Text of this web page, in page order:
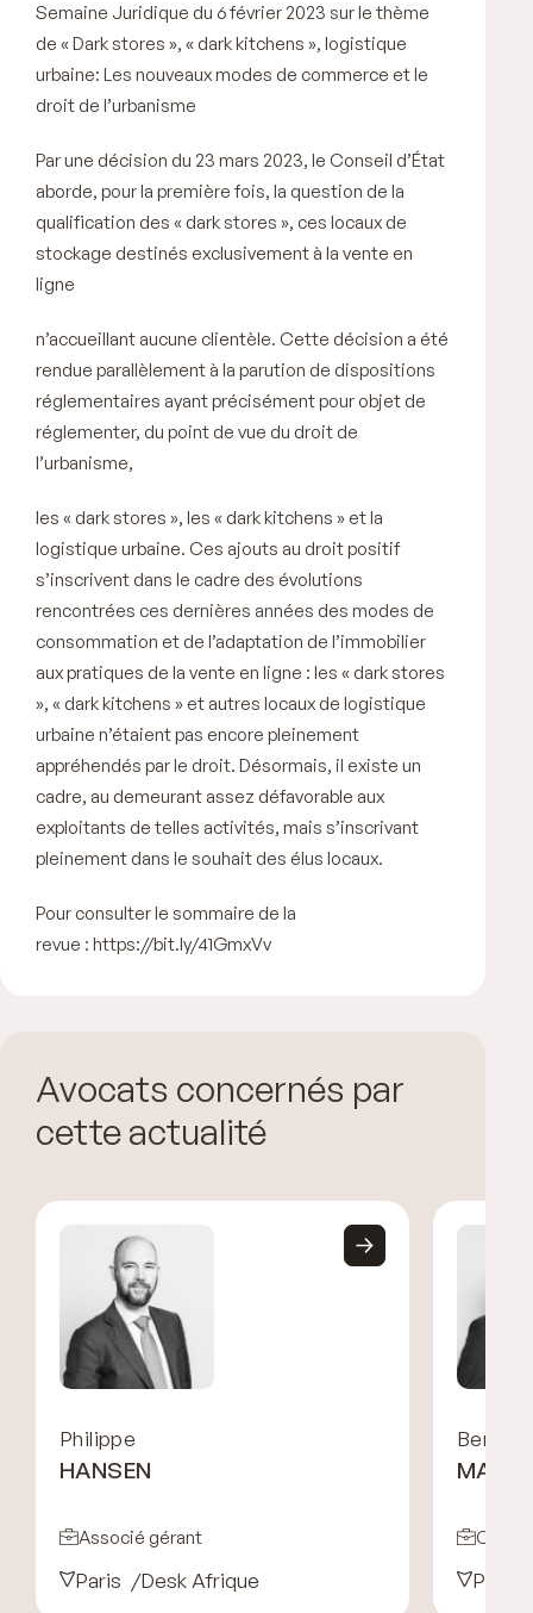
Semaine Juridique du 6 février 2023 sur le thème
de «Dark stores », « dark kitchens », logistique
urbaine: Les nouveaux modes de commerce et le
droit de l’urbanisme
Par une décision du 23 mars 2023, le Conseil d’État
aborde, pour la première fois, la question de la
qualification des « dark stores », ces locaux de
stockage destinés exclusivement à la vente en
ligne
n’accueillant aucune clientèle. Cette décision a été
rendue parallèlement à la parution de dispositions
réglementaires ayant précisément pour objet de
réglementer, du point de vue du droit de
l’urbanisme,
les « dark stores », les « dark kitchens » et la
logistique urbaine. Ces ajouts au droit positif
s’inscrivent dans le cadre des évolutions
rencontrées ces dernières années des modes de
consommation et de l’adaptation de l’immobilier
aux pratiques de la vente en ligne : les « dark stores
», « dark kitchens » et autres locaux de logistique
urbaine n’étaient pas encore pleinement
appréhendés par le droit. Désormais, il existe un
cadre, au demeurant assez défavorable aux
exploitants de telles activités, mais s’inscrivant
pleinement dans le souhait des élus locaux.
Pour consulter le sommaire de la
revue : https://bit.ly/41GmxVv
Avocats concernés par
cette actualité
Philippe
HANSEN
Associé gérant
Paris Desk Afrique
Benoit
MARX
Paris